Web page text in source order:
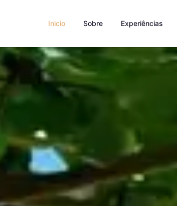
Inicio Sobre Experiências